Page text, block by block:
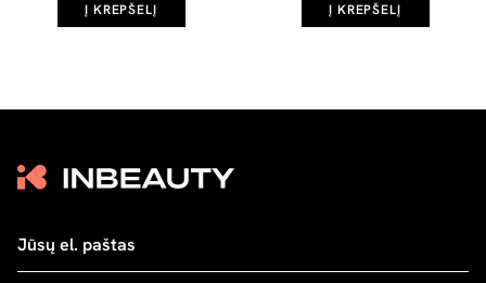
Į KREPŠELĮ Į KREPŠELĮ